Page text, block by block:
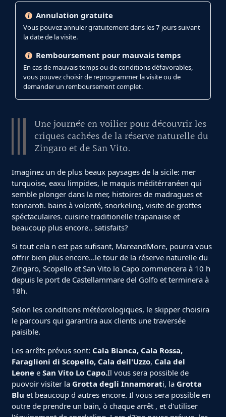
Annulation gratuite
Vous pouvez annuler gratuitement dans les 7 jours suivant
la date de la visite.
Remboursement pour mauvais temps
En cas de mauvais temps ou de conditions défavorables,
vous pouvez choisir de reprogrammer la visite ou de
demander un remboursement complet.
Une journée en voilier pour découvrir les
criques cachées de la réserve naturelle du
Zingaro et de San Vito.
Imaginez un de plus beaux paysages de la sicile: mer
turquoise, eaxu limpides, le maquis méditérranéen qui
semble plonger dans la mer, histoires de madragues et
tonnaroti. bains à volonté, snorkeling, visite de grottes
spéctaculaires. cuisine traditionelle trapanaise et
beaucoup plus encore.. satisfaits?
Si tout cela n est pas sufisant, MareandMore, pourra vous
offrir bien plus encore...le tour de la réserve naturelle du
Zingaro, Scopello et San Vito lo Capo commencera à 10 h
depuis le port de Castellammare del Golfo et terminera à
18h.
Selon les conditions météorologiques, le skipper choisira
le parcours qui garantira aux clients une traversée
paisible.
Les arrêts prévus sont: Cala Bianca, Cala Rossa,
Faraglioni di Scopello, Cala dell'Uzzo, Cala del
Leonee San Vito Lo Capo.Il vous sera possible de
puovoir visiter la Grotta degli Innamorati, la Grotta
Blu et beaucoup d autres encore. Il vous sera possible en
outre de prendre un bain, ò chaque arrêt , et d'utiliser